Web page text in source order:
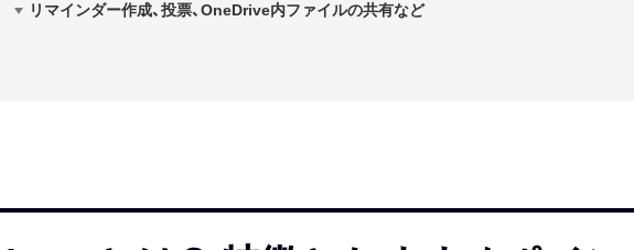
リマインダー作成、投票、OneDrive内ファイルの共有など